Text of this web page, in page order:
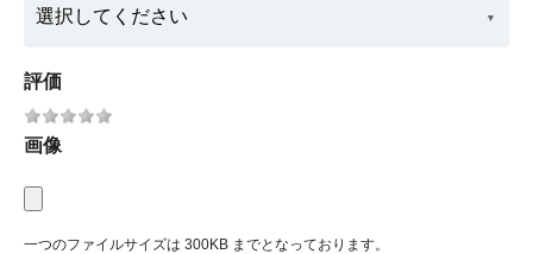
評価
画像
一つのファイルサイズは 300KB までとなっております。